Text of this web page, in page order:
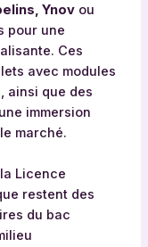
Ynovou
pour une
Ces
avec modules
ainsi que des
immersion
marché.
Licence
restent des
du bac